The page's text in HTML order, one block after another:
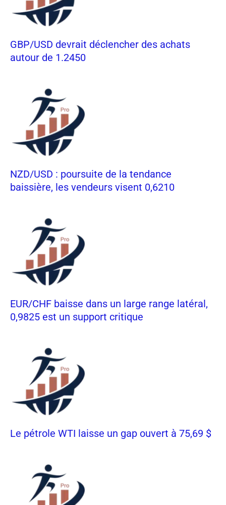
GBP/USD devrait déclencher des achats
autour de 1.2450
NZD/USD : poursuite de la tendance
baissière, les vendeurs visent 0,6210
EUR/CHF baisse dans un large range latéral,
0,9825 est un support critique
Le pétrole WTI laisse un gap ouvert à 75,69 $